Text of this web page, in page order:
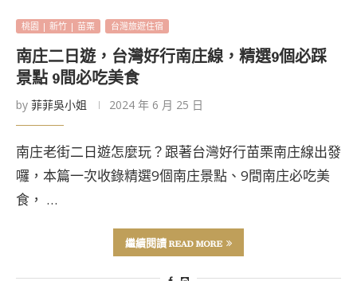
桃園 | 新竹 | 苗栗 台灣旅遊住宿
南庄二日遊，台灣好行南庄線，精選9個必踩
景點 9間必吃美食
by 菲菲吳小姐 2024 年 6 月 25 日
南庄老街二日遊怎麼玩？跟著台灣好行苗栗南庄線出發
囉，本篇一次收錄精選9個南庄景點、9間南庄必吃美
食， …
繼續閱讀 READ MORE